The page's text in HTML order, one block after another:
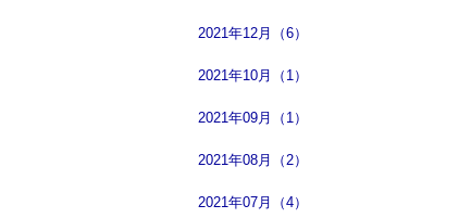
2021年12月（6）
2021年10月（1）
2021年09月（1）
2021年08月（2）
2021年07月（4）